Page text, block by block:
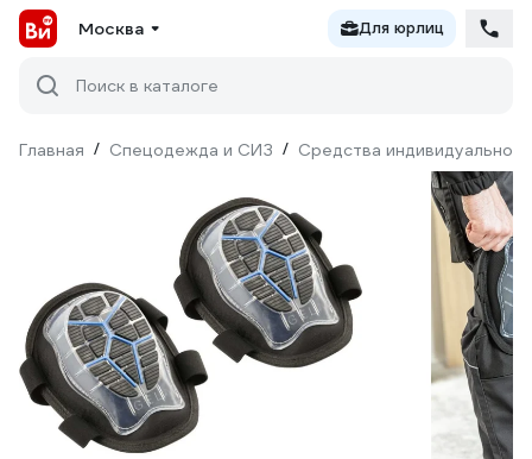
Москва Для юрлиц
Поиск в каталоге
Главная / Спецодежда и СИЗ / Средства индивидуальной